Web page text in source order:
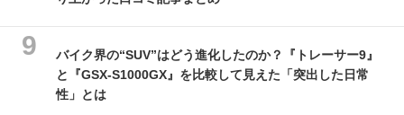
バイク界の“SUV”はどう進化したのか？『トレーサー9』
と『GSX-S1000GX』を比較して見えた「突出した日常
性」とは